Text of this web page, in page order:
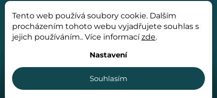
Tento web používá soubory cookie. Dalším
procházením tohoto webu vyjadřujete souhlas s
jejich používáním.. Více informacízde.
Nastavení
Souhlasím
GDPR
Obchodní podmínky
Copyright 2026OLPRAN spol. s r. o.. Všechna práva